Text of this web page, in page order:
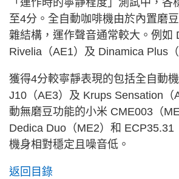
「運作時的寧靜程度」測試中，各
至4分。全自動咖啡機由於內置磨
雜結構，運作聲音通常較大。例如
Rivelia（AE1）及 Dinamica Plus
獲得4分較寧靜表現的包括全自動
J10（AE3）及 Krups Sensation（
動無磨豆功能的小米 CME003（
Dedica Duo（ME2）和 ECP35.31
機身相對穩定且噪音低。
返回目錄